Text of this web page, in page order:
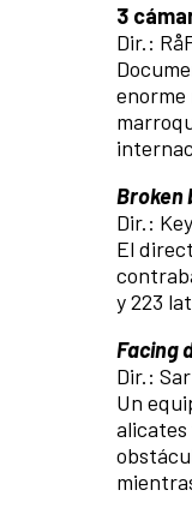
3
Dir.:
enorme
Broken
Dir.:
El
y 223
Facing
Dir.:
Un
alicates